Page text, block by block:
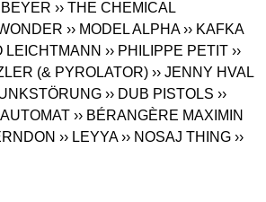
BEYER ›› THE CHEMICAL
›› MODEL ALPHA ›› KAFKA
LEICHTMANN ›› PHILIPPE PETIT ››
(& PYROLATOR) ›› JENNY HVAL
›› DUB PISTOLS ››
AUTOMAT ›› BÉRANGÈRE MAXIMIN
›› LEYYA ›› NOSAJ THING ››